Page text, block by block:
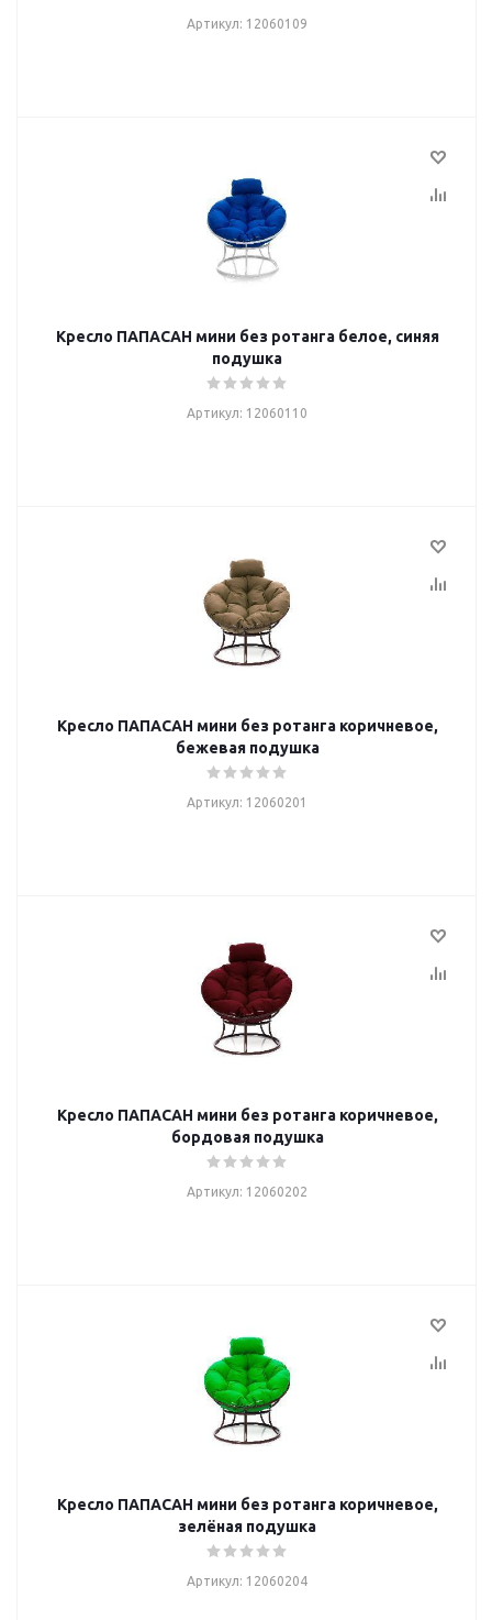
Артикул: 12060109
Кресло ПАПАСАН мини без ротанга белое, синяя
подушка
Артикул: 12060110
Кресло ПАПАСАН мини без ротанга коричневое,
бежевая подушка
Артикул: 12060201
Кресло ПАПАСАН мини без ротанга коричневое,
бордовая подушка
Артикул: 12060202
Кресло ПАПАСАН мини без ротанга коричневое,
зелёная подушка
Артикул: 12060204